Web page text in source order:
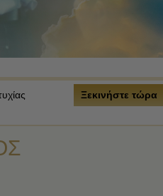
Ξεκινήστε τώρα